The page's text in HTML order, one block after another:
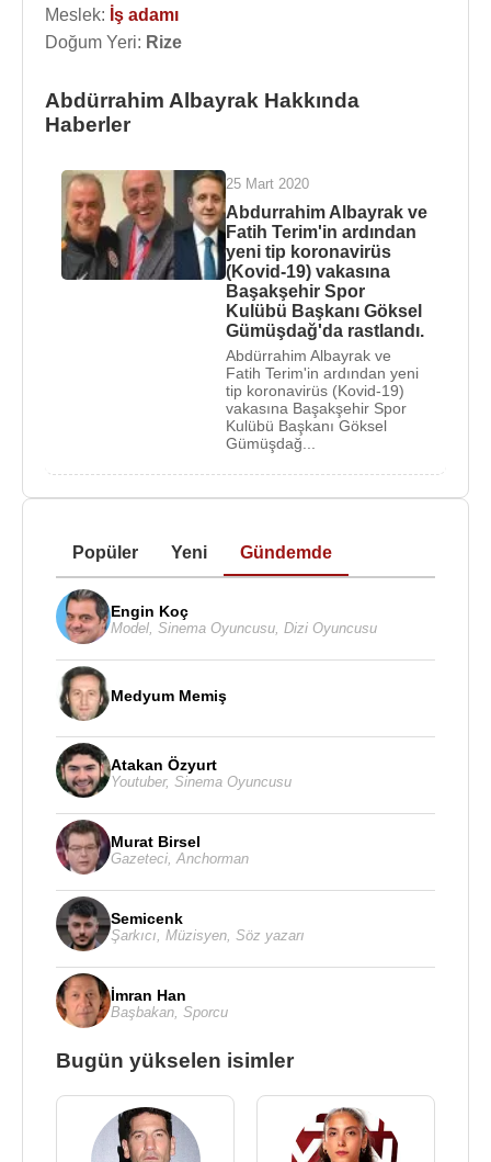
Meslek: İş adamı
Doğum Yeri: Rize
Abdürrahim Albayrak Hakkında
Haberler
25 Mart 2020
Abdurrahim Albayrak ve
Fatih Terim'in ardından
yeni tip koronavirüs
(Kovid-19) vakasına
Başakşehir Spor
Kulübü Başkanı Göksel
Gümüşdağ'da rastlandı.
Abdürrahim Albayrak ve
Fatih Terim'in ardından yeni
tip koronavirüs (Kovid-19)
vakasına Başakşehir Spor
Kulübü Başkanı Göksel
Gümüşdağ...
Popüler Yeni Gündemde
Engin Koç
Model Sinema Oyuncusu Dizi Oyuncusu
Medyum Memiş
Atakan Özyurt
Youtuber, Sinema Oyuncusu
Murat Birsel
Gazeteci Anchorman
Semicenk
Şarkıcı Müzisyen Söz yazarı
İmran Han
Başbakan Sporcu
Bugün yükselen isimler